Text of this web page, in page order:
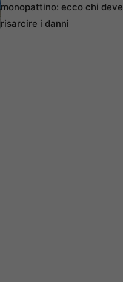
monopattino: ecco chi deve
risarcire i danni